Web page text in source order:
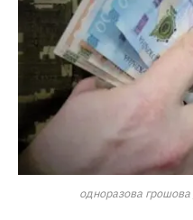
одноразова